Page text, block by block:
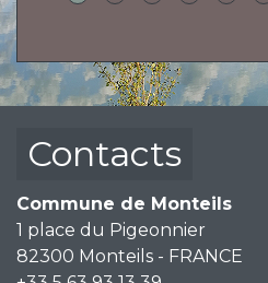
Contacts
Commune de Monteils
1 place du Pigeonnier
82300 Monteils - FRANCE